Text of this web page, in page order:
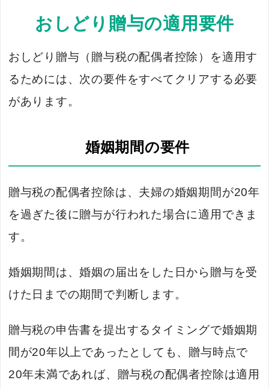
おしどり贈与の適用要件
おしどり贈与（贈与税の配偶者控除）を適用す
るためには、次の要件をすべてクリアする必要
があります。
婚姻期間の要件
贈与税の配偶者控除は、夫婦の婚姻期間が20年
を過ぎた後に贈与が行われた場合に適用できま
す。
婚姻期間は、婚姻の届出をした日から贈与を受
けた日までの期間で判断します。
贈与税の申告書を提出するタイミングで婚姻期
間が20年以上であったとしても、贈与時点で
20年未満であれば、贈与税の配偶者控除は適用